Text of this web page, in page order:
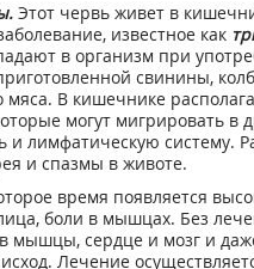
Этот червь живет в
известное как
в организм при
свинины,
мяса. В кишечнике
могут мигрировать в
и лимфатическую систему.
и спазмы в животе.
время появляется
боли в мышцах. Без
мышцы, сердце и мозг и
Лечение